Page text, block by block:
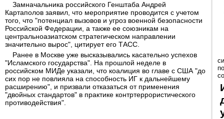
Замначальника российского Генштаба Андрей
Картаполов заявил, что мероприятие проводится с учетом
того, что "потенциал вызовов и угроз военной безопасности
Российской Федерации, а также ее союзникам на
центральноазиатском стратегическом направлении
значительно вырос", цитирует его ТАСС.
Ранее в Москве уже высказывались касательно успехов
"Исламского государства". На прошлой неделе в
российском МИДе указали, что коалиция во главе с США "до
сих пор не повлияла на способность ИГ к дальнейшему
расширению", и призвали отказаться от применения
"двойных стандартов" в практике контртеррористического
противодействия".